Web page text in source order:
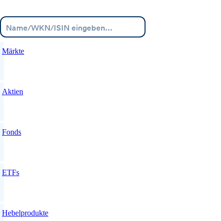
Märkte
Aktien
Fonds
ETFs
Hebelprodukte